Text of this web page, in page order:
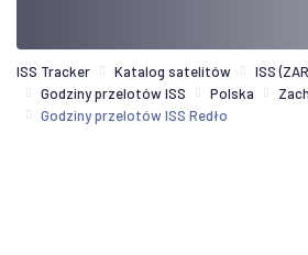
ISS Tracker Katalog satelitów
ISS
Godziny przelotów ISS
Polska
Godziny przelotów ISS Redło